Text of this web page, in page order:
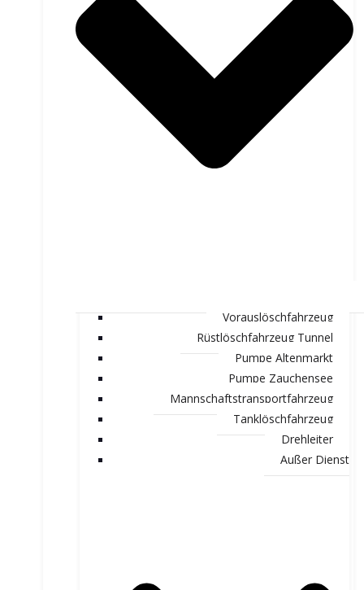
Vorauslöschfahrzeug
Rüstlöschfahrzeug Tunnel
Pumpe Altenmarkt
Pumpe Zauchensee
Mannschaftstransportfahrzeug
Tanklöschfahrzeug
Drehleiter
Außer Dienst